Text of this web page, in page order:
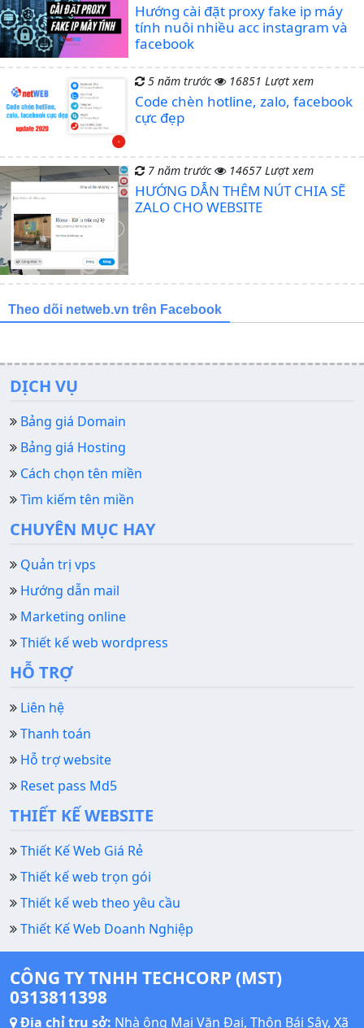
Hướng cài đặt proxy fake ip máy
tính nuôi nhiều acc instagram và
facebook
5 năm trước 16851 Lượt xem
Code chèn hotline, zalo, facebook
cực đẹp
7 năm trước 14657 Lượt xem
HƯỚNG DẪN THÊM NÚT CHIA SẼ
ZALO CHO WEBSITE
Theo dõi netweb.vn trên Facebook
DỊCH VỤ
Bảng giá Domain
Bảng giá Hosting
Cách chọn tên miền
Tìm kiếm tên miền
CHUYÊN MỤC HAY
Quản trị vps
Hướng dẫn mail
Marketing online
Thiết kế web wordpress
HỖ TRỢ
Liên hệ
Thanh toán
Hỗ trợ website
Reset pass Md5
THIẾT KẾ WEBSITE
Thiết Kế Web Giá Rẻ
Thiết kế web trọn gói
Thiết kế web theo yêu cầu
Thiết Kế Web Doanh Nghiệp
CÔNG TY TNHH TECHCORP (MST)
0313811398
Địa chỉ trụ sở: Nhà ông Mai Văn Đại, Thôn Bái Sậy, Xã